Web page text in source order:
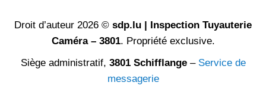
Droit d’auteur 2026 © sdp.lu | Inspection Tuyauterie
Caméra – 3801. Propriété exclusive.
Siège administratif, 3801 Schifflange– Service de
messagerie